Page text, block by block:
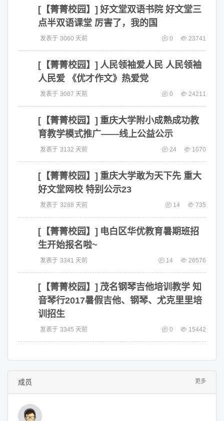
[【菁菁校园】] 好文堂双语书院 好文堂三
点半双语课堂 厉害了，我的国
发表于 3060 天前 0 23741
[【菁菁校园】] 人民领袖爱人民 人民领袖
人民爱 《优才作文》热爱党
发表于 3087 天前 0 24211
[【菁菁校园】] 重庆大学附小成熟成功教
育教学模式推广——线上公益公示
发表于 3132 天前 24 1070
[【菁菁校园】] 重庆大学敢为天下先 重大
好文堂网校 特别公示23
发表于 3288 天前 14 735
[【菁菁校园】] 电白区华优教育暑期班招
生开始报名啦~
发表于 3341 天前 14 26576
[【菁菁校园】] 茂名钢琴吉他培训教学 知
音琴行2017暑假吉他、钢琴、尤克里里培
训招生
发表于 3345 天前 0 15442
成员 更多